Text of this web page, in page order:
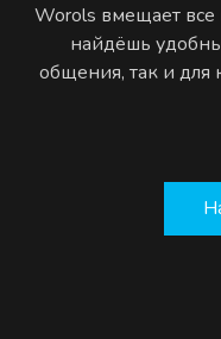
Worols вмещает
найдёшь
общения, так и для